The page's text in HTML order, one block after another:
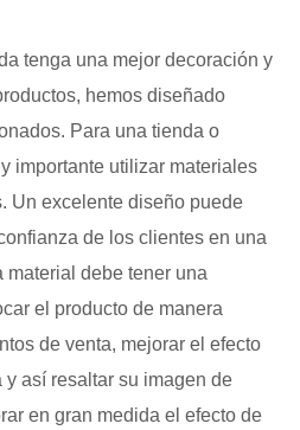
tenga una mejor decoración y
hemos diseñado
Para una tienda o
importante utilizar materiales
Un excelente diseño puede
de los clientes en una
material debe tener una
el producto de manera
de venta, mejorar el efecto
así resaltar su imagen de
en gran medida el efecto de